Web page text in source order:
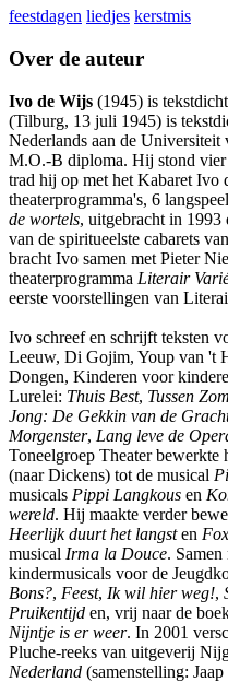
feestdagen liedjes kerstmis
Over de auteur
Ivo de Wijs (1945) is
(Tilburg, 13 juli 1945) is
Nederlands aan de Universiteit
M.O.-B diploma. Hij stond vier
trad hij op met het Kabaret Ivo
theaterprogramma's, 6
de wortels, uitgebracht in 1993
van de spiritueelste cabarets
bracht Ivo samen met Pieter
theaterprogramma Literair
eerste voorstellingen van
Ivo schreef en schrijft teksten
Leeuw, Di Gojim, Youp van 't
Dongen, Kinderen voor
Lurelei: Thuis Best, Tussen
Jong: De Gekkin van de
Morgenster, Lang leve de
Toneelgroep Theater bewerkte
(naar Dickens) tot de musical
musicals Pippi Langkous en
wereld. Hij maakte verder
Heerlijk duurt het langsten
musical Irma la Douce.
kindermusicals voor de
Bons?, Feest, Ik wil hier weg!,
Pruikentijd en, vrij naar de
Nijntje is er weer. In 2001
Pluche-reeks van uitgeverij
Nederland (samenstelling: